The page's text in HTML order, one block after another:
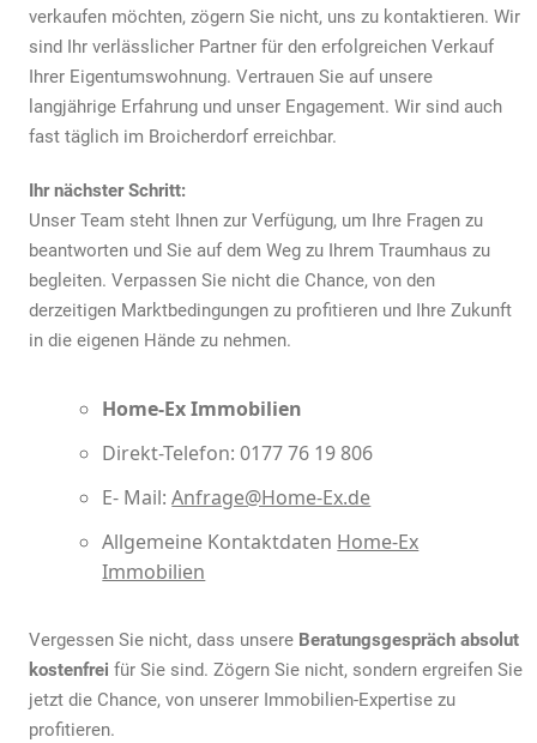
verkaufen möchten, zögern Sie nicht, uns zu kontaktieren. Wir
sind Ihr verlässlicher Partner für den erfolgreichen Verkauf
Ihrer Eigentumswohnung. Vertrauen Sie auf unsere
langjährige Erfahrung und unser Engagement. Wir sind auch
fast täglich im Broicherdorf erreichbar.
Ihr nächster Schritt:
Unser Team steht Ihnen zur Verfügung, um Ihre Fragen zu
beantworten und Sie auf dem Weg zu Ihrem Traumhaus zu
begleiten. Verpassen Sie nicht die Chance, von den
derzeitigen Marktbedingungen zu profitieren und Ihre Zukunft
in die eigenen Hände zu nehmen.
Home-Ex Immobilien
Direkt-Telefon: 0177 76 19 806
E- Mail:Anfrage@Home-Ex.de
Allgemeine Kontaktdaten Home-Ex
Immobilien
Vergessen Sie nicht, dass unsere Beratungsgespräch absolut
kostenfrei für Sie sind. Zögern Sie nicht, sondern ergreifen Sie
jetzt die Chance, von unserer Immobilien-Expertise zu
profitieren.